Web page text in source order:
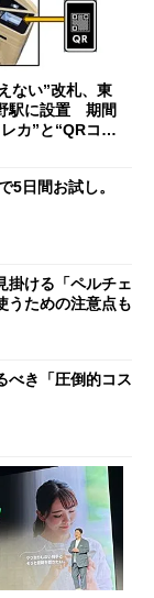
ない”改札、東
駅に設置 期間
カ”と“QRコー
5日間お試し。
掛ける「ペルチェ
ための注意点も
べき「圧倒的コス